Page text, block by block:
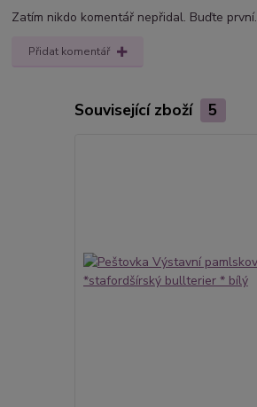
Zatím nikdo komentář nepřidal. Buďte první.
Přidat komentář
Související zboží 5